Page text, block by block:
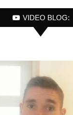
VIDEO BLOG: